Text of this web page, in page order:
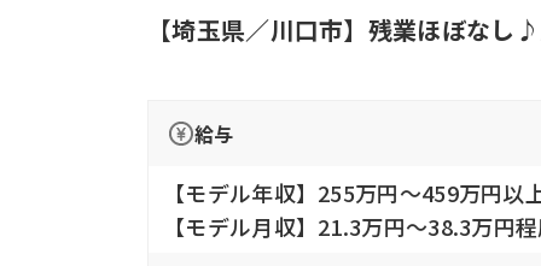
【埼玉県／川口市】残業ほぼな
給与
【モデル年収】255万円〜459万円
【モデル月収】21.3万円〜38.3万円